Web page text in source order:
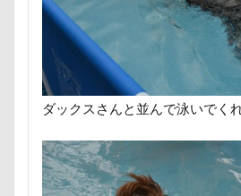
ダックスさんと並んで泳いでく
ペットドック
ペットショッ
フルーツトマト狩り
ブルブ
ブリキ看板
ブラタン
フワフワ
フ
ブレスレット
フリーステッ